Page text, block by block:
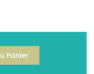
Panier